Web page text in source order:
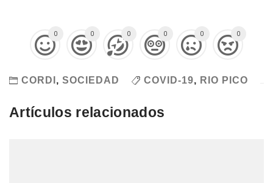
0 0 0 0 0 0
CORDI , SOCIEDAD COVID-19, RIO PICO
Artículos relacionados